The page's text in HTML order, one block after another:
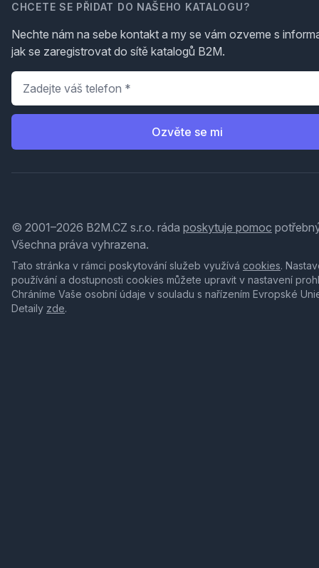
CHCETE SE PŘIDAT DO NAŠEHO KATALOGU?
Nechte nám na sebe kontakt a my se vám ozveme s
jak se zaregistrovat do sítě katalogů B2M.
Telefon
Ozvěte se mi
© 2001–2026 B2M.CZ s.r.o. ráda poskytuje pomoc
Všechna práva vyhrazena.
Tato stránka v rámci poskytování služeb využívá cookies.
používání a dostupnosti cookies můžete upravit v nastavení
Chráníme Vaše osobní údaje v souladu s nařízením Evropské
Detaily zde.